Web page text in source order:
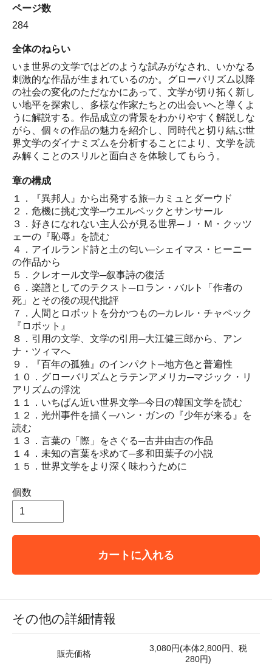
ページ数
284
全体のねらい
いま世界の文学ではどのような試みがなされ、いかなる
刺激的な作品が生まれているのか。グローバリズム以降
の社会の変化のただなかにあって、文学が切り拓く新し
い地平を探索し、多様な作家たちとの出会いへと導くよ
うに解説する。作品成立の背景をわかりやすく解説しな
がら、個々の作品の魅力を紹介し、同時代と切り結ぶ世
界文学のダイナミズムを分析することにより、文学を読
み解くことのスリルと面白さを体験してもらう。
章の構成
１．『異邦人』から出発する旅─カミュとダーウド
２．危機に挑む文学─ウエルベックとサンサール
３．好きになれない主人公が見る世界─Ｊ・Ｍ・クッツ
ェーの『恥辱』を読む
４．アイルランド詩と土の匂い─シェイマス・ヒーニー
の作品から
５．クレオール文学─叙事詩の復活
６．楽譜としてのテクスト─ロラン・バルト「作者の
死」とその後の現代批評
７．人間とロボットを分かつもの─カレル・チャペック
『ロボット』
８．引用の文学、文学の引用─大江健三郎から、アン
ナ・ツィマへ
９．『百年の孤独』のインパクト─地方色と普遍性
１０．グローバリズムとラテンアメリカ─マジック・リ
アリズムの浮沈
１１．いちばん近い世界文学─今日の韓国文学を読む
１２．光州事件を描く─ハン・ガンの『少年が来る』を
読む
１３．言葉の「際」をさぐる─古井由吉の作品
１４．未知の言葉を求めて─多和田葉子の小説
１５．世界文学をより深く味わうために
個数
カートに入れる
その他の詳細情報
販売価格
3,080円(本体2,800円、税
280円)